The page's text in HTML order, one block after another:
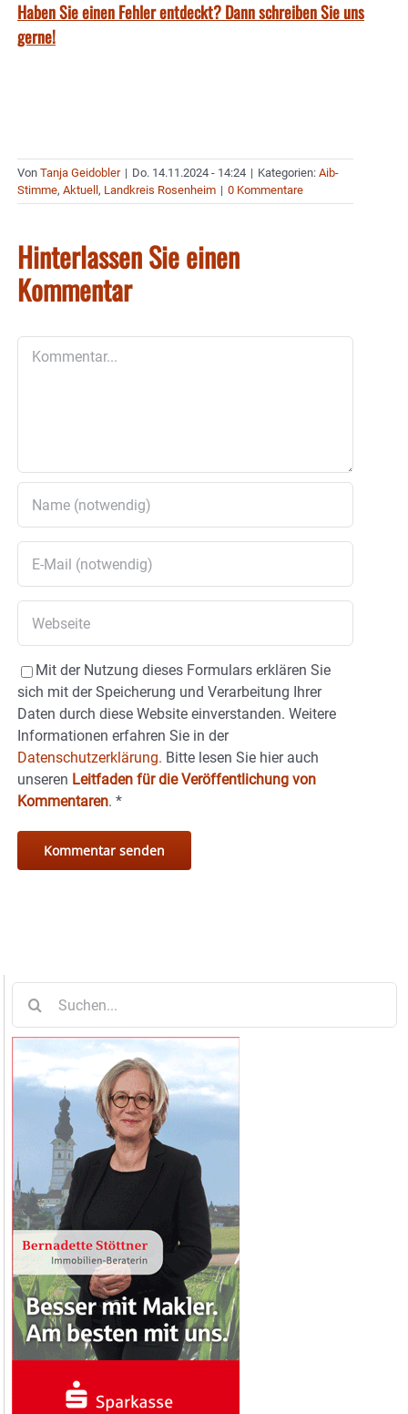
Haben Sie einen Fehler entdeckt? Dann schreiben Sie uns
gerne!
Von Tanja Geidobler | Do. 14.11.2024 - 14:24 | Kategorien: Aib-
Stimme, Aktuell , Landkreis Rosenheim | 0 Kommentare
Hinterlassen Sie einen
Kommentar
Mit der Nutzung dieses Formulars erklären Sie
sich mit der Speicherung und Verarbeitung Ihrer
Daten durch diese Website einverstanden. Weitere
Informationen erfahren Sie in der
Datenschutzerklärung. Bitte lesen Sie hier auch
unseren Leitfaden für die Veröffentlichung von
Kommentaren. *
nach: